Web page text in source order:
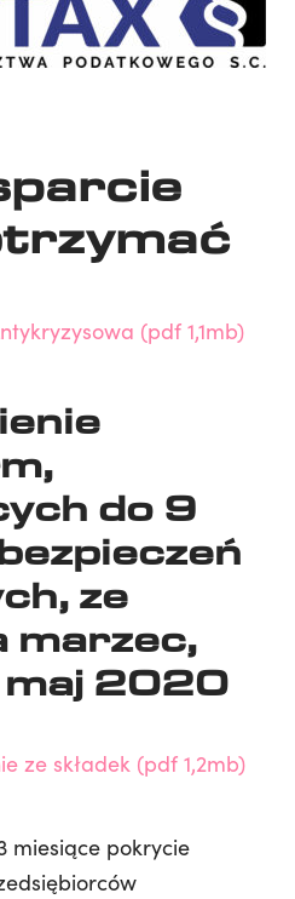
(pdf 1,1mb)
do 9
ze
marzec,
maj 2020
ze składek (pdf 1,2mb)
miesiące pokrycie